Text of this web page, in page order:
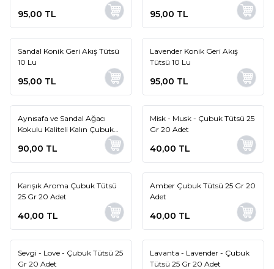
95,00 TL 95,00 TL
Sandal Konik Geri Akış Tütsü
10 Lu
95,00 TL
Lavender Konik Geri Akış
Tütsü 10 Lu
95,00 TL
Aynısafa ve Sandal Ağacı
Kokulu Kaliteli Kalın Çubuk
90,00 TL
Misk - Musk - Çubuk Tütsü 25
Gr 20 Adet
40,00 TL
Karışık Aroma Çubuk Tütsü
25 Gr 20 Adet
40,00 TL
Amber Çubuk Tütsü 25 Gr 20
Adet
40,00 TL
Sevgi - Love - Çubuk Tütsü 25
Gr 20 Adet
Lavanta - Lavender - Çubuk
Tütsü 25 Gr 20 Adet